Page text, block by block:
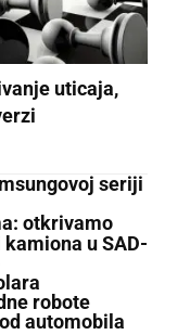
uticaja,
seriji
otkrivamo
u SAD-
robote
automobila